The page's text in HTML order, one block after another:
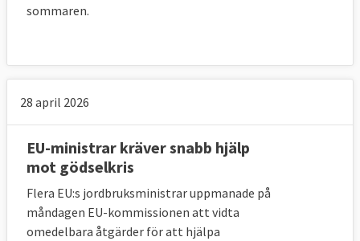
sommaren.
28 april 2026
EU-ministrar kräver snabb hjälp
mot gödselkris
Flera EU:s jordbruksministrar uppmanade på
måndagen EU-kommissionen att vidta
omedelbara åtgärder för att hjälpa